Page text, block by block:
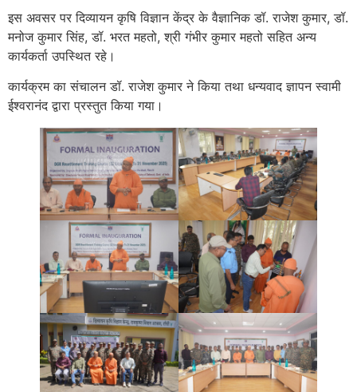
इस अवसर पर दिव्यायन कृषि विज्ञान केंद्र के वैज्ञानिक डॉ. राजेश कुमार, डॉ.
मनोज कुमार सिंह, डॉ. भरत महतो, श्री गंभीर कुमार महतो सहित अन्य
कार्यकर्ता उपस्थित रहे।
कार्यक्रम का संचालन डॉ. राजेश कुमार ने किया तथा धन्यवाद ज्ञापन स्वामी
ईश्वरानंद द्वारा प्रस्तुत किया गया।